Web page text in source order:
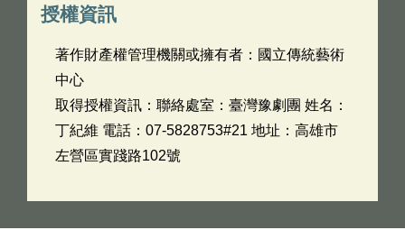
授權資訊
著作財產權管理機關或擁有者：國立傳統藝術
中心
取得授權資訊：聯絡處室：臺灣豫劇團 姓名：
丁紀維 電話：07-5828753#21 地址：高雄市
左營區實踐路102號